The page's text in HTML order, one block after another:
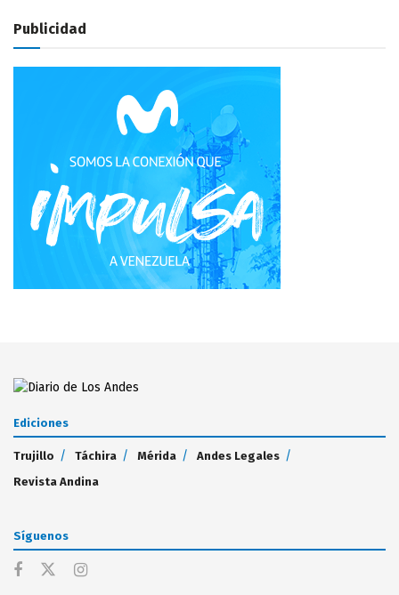
Publicidad
Ediciones
Trujillo Táchira Mérida
Andes Legales
Revista Andina
Síguenos